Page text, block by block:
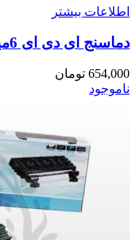
اطلاعات بیشتر
دماسنج ای دی ای 6میل ADA
654,000 تومان
ناموجود